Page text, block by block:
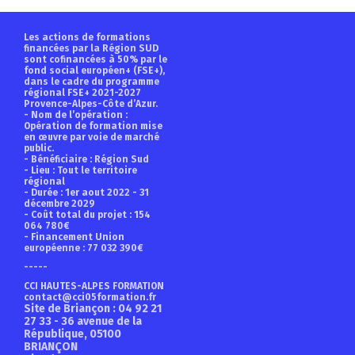
Les actions de formations
financées par la Région SUD
sont cofinancées à 50% par le
fond social européen+ (FSE+),
dans le cadre du programme
régional FSE+ 2021-2027
Provence-Alpes-Côte d’Azur.
- Nom de l’opération :
Opération de formation mise
en œuvre par voie de marché
public.
- Bénéficiaire : Région Sud
- Lieu : Tout le territoire
régional
- Durée : 1er aout 2022 - 31
décembre 2029
- Coût total du projet : 154
064 780€
- Financement Union
européenne : 77 032 390€
-----
CCI HAUTES-ALPES FORMATION
contact@cci05formation.fr
Site de Briançon : 04 92 21
27 33 - 36 avenue de la
République, 05100
BRIANÇON